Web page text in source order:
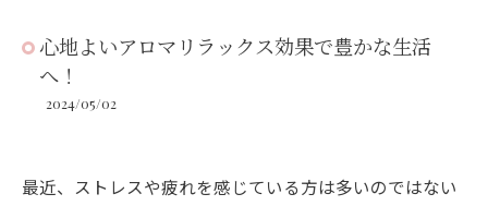
心地よいアロマリラックス効果で豊かな生活
へ！
2024/05/02
最近、ストレスや疲れを感じている方は多いのではない